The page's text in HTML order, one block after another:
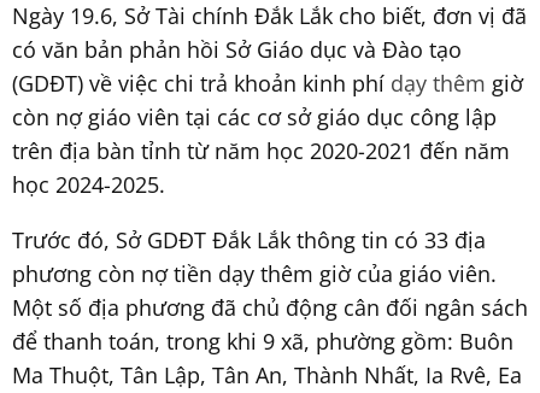
Ngày 19.6, Sở Tài chính Đắk Lắk cho biết, đơn vị đã
có văn bản phản hồi Sở Giáo dục và Đào tạo
(GDĐT) về việc chi trả khoản kinh phí dạy thêm giờ
còn nợ giáo viên tại các cơ sở giáo dục công lập
trên địa bàn tỉnh từ năm học 2020-2021 đến năm
học 2024-2025.
Trước đó, Sở GDĐT Đắk Lắk thông tin có 33 địa
phương còn nợ tiền dạy thêm giờ của giáo viên.
Một số địa phương đã chủ động cân đối ngân sách
để thanh toán, trong khi 9 xã, phường gồm: Buôn
Ma Thuột, Tân Lập, Tân An, Thành Nhất, Ia Rvê, Ea